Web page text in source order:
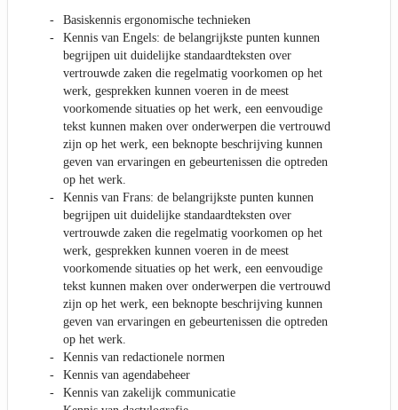
Basiskennis ergonomische technieken
Kennis van Engels: de belangrijkste punten kunnen
begrijpen uit duidelijke standaardteksten over
vertrouwde zaken die regelmatig voorkomen op het
werk, gesprekken kunnen voeren in de meest
voorkomende situaties op het werk, een eenvoudige
tekst kunnen maken over onderwerpen die vertrouwd
zijn op het werk, een beknopte beschrijving kunnen
geven van ervaringen en gebeurtenissen die optreden
op het werk.
Kennis van Frans: de belangrijkste punten kunnen
begrijpen uit duidelijke standaardteksten over
vertrouwde zaken die regelmatig voorkomen op het
werk, gesprekken kunnen voeren in de meest
voorkomende situaties op het werk, een eenvoudige
tekst kunnen maken over onderwerpen die vertrouwd
zijn op het werk, een beknopte beschrijving kunnen
geven van ervaringen en gebeurtenissen die optreden
op het werk.
Kennis van redactionele normen
Kennis van agendabeheer
Kennis van zakelijk communicatie